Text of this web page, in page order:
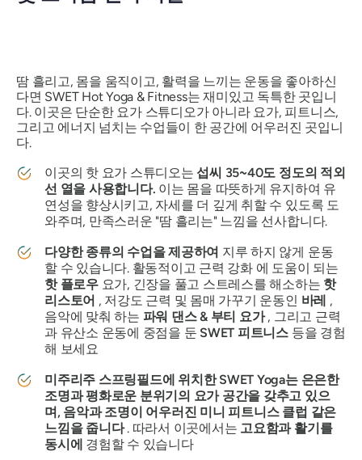
땀 흘리고, 몸을 움직이고, 활력을 느끼는 운동을 좋아하신
다면 SWET Hot Yoga & Fitness는 재미있고 독특한 곳입니
다. 이곳은 단순한 요가 스튜디오가 아니라 요가, 피트니스,
그리고 에너지 넘치는 수업들이 한 공간에 어우러진 곳입니
다.
이곳의 핫 요가 스튜디오는 섭씨 35~40도 정도의 적외
선 열을 사용합니다. 이는 몸을 따뜻하게 유지하여 유
연성을 향상시키고, 자세를 더 깊게 취할 수 있도록 도
와주며, 만족스러운 "땀 흘리는" 느낌을 선사합니다.
다양한 종류의 수업을 제공하여 지루 하지 않게 운동
할 수 있습니다. 활동적이고 근력 강화 에 도움이 되는
핫 플로우요가, 긴장을 풀고 스트레스를 해소하는 핫
리스토어 , 저강도 근력 및 몸매 가꾸기 운동인 바레 ,
음악에 맞춰 하는 파워 댄스 & 부티 요가, 그리고 근력
과 유산소 운동에 중점을 둔 SWET 피트니스 등을 경험
해 보세요
미주리주 스프링필드에 위치한 SWET Yoga는 은은한
조명과 평화로운 분위기의 요가 공간을 갖추고 있으
며, 음악과 조명이 어우러진 미니 피트니스 클럽 같은
느낌을 줍니다. 따라서 이곳에서는 고요함과 활기를
동시에 경험할 수 있습니다